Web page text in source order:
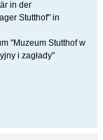
in der
Stutthof" in
"Muzeum Stutthof w
i zagłady"